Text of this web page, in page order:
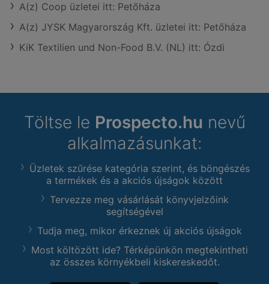
A(z) Coop üzletei itt: Petőháza
A(z) JYSK Magyarország Kft. üzletei itt: Petőháza
KiK Textilien und Non-Food B.V. (NL) itt: Ózdi
Töltse le Prospecto.hu nevű
alkalmazásunkat:
Üzletek szűrése kategória szerint, és böngészés
a termékek és a akciós újságok között
Tervezze meg vásárlását könyvjelzőink
segítségével
Tudja meg, mikor érkeznek új akciós újságok
Most költözött ide? Térképünkön megtekintheti
az összes környékbeli kiskereskedőt.